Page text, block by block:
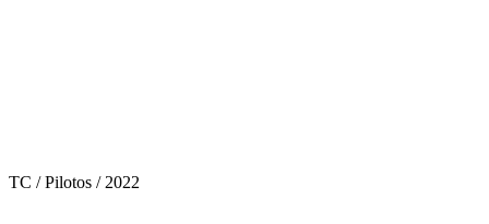
TC / Pilotos / 2022